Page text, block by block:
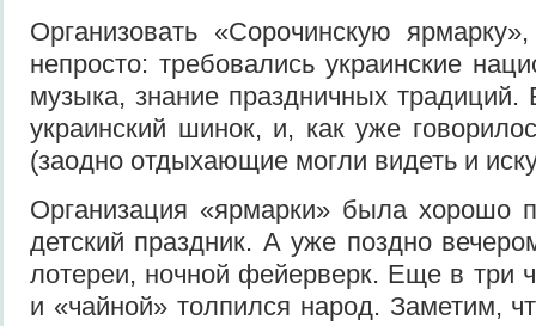
Организовать «Сорочинскую
непросто: требовались украинские
музыка, знание праздничных
украинский шинок, и, как уже
(заодно отдыхающие могли видеть и
Организация «ярмарки» была
детский праздник. А уже поздно
лотереи, ночной фейерверк. Еще в три
и «чайной» толпился народ. Заметим,